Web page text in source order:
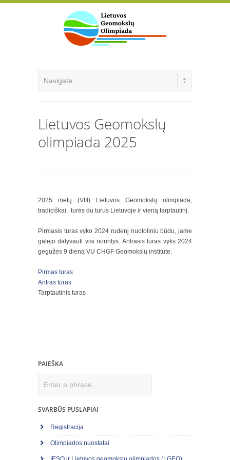
Lietuvos Geomokslų
olimpiada 2025
2025 metų (VIII) Lietuvos Geomokslų olimpiada,
tradiciškai, turės du turus Lietuvoje ir vieną tarptautinį.
Pirmasis turas vyko 2024 rudenį nuotoliniu būdu, jame
galėjo dalyvauti visi norintys. Antrasis turas vyks 2024
gegužės 9 dieną VU CHGF Geomokslų institute.
Pirmas turas
Antras turas
Tarptautinis turas
PAIEŠKA
SVARBŪS PUSLAPIAI
Registracija
Olimpiados nuostatai